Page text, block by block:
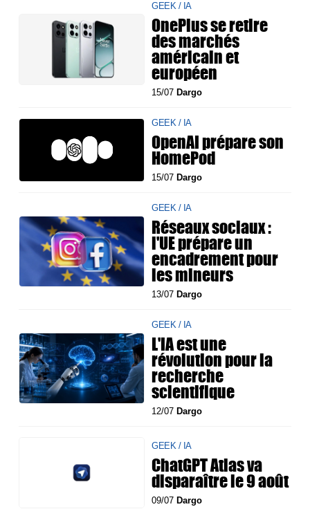
GEEK / IA
OnePlus se retire
des marchés
américain et
européen
15/07 Dargo
GEEK / IA
OpenAI prépare son
HomePod
15/07 Dargo
GEEK / IA
Réseaux sociaux :
l'UE prépare un
encadrement pour
les mineurs
13/07 Dargo
GEEK / IA
L'IA est une
révolution pour la
recherche
scientifique
12/07 Dargo
GEEK / IA
ChatGPT Atlas va
disparaître le 9 août
09/07Dargo